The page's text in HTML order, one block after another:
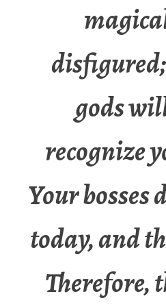
gods
recognize
Your bosses
today, and
Therefore,